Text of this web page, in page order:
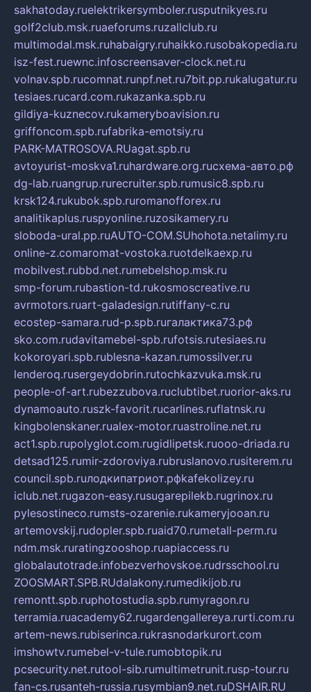
sakhatoday.ruelektrikersymboler.rusputnikyes.ru
golf2club.msk.ruaeforums.ruzallclub.ru
multimodal.msk.ruhabaigry.ruhaikko.rusobakopedia.ru
isz-fest.ruewnc.infoscreensaver-clock.net.ru
volnav.spb.rucomnat.runpf.net.ru7bit.pp.rukalugatur.ru
tesiaes.rucard.com.rukazanka.spb.ru
gildiya-kuznecov.rukameryboavision.ru
griffoncom.spb.rufabrika-emotsiy.ru
PARK-MATROSOVA.RUagat.spb.ru
avtoyurist-moskva1.ruhardware.org.ruсхема-авто.рф
dg-lab.ruangrup.rurecruiter.spb.rumusic8.spb.ru
krsk124.rukubok.spb.ruromanofforex.ru
analitikaplus.ruspyonline.ruzosikamery.ru
sloboda-ural.pp.ruAUTO-COM.SUhohota.netalimy.ru
online-z.comaromat-vostoka.ruotdelkaexp.ru
mobilvest.rubbd.net.rumebelshop.msk.ru
smp-forum.rubastion-td.rukosmoscreative.ru
avrmotors.ruart-galadesign.rutiffany-c.ru
ecostep-samara.rud-p.spb.ruгалактика73.рф
sko.com.rudavitamebel-spb.rufotsis.rutesiaes.ru
kokoroyari.spb.rublesna-kazan.rumossilver.ru
lenderoq.rusergeydobrin.rutochkazvuka.msk.ru
people-of-art.rubezzubova.ruclubtibet.ruorior-aks.ru
dynamoauto.ruszk-favorit.rucarlines.ruflatnsk.ru
kingbolenskaner.rualex-motor.ruastroline.net.ru
act1.spb.rupolyglot.com.rugidlipetsk.ruooo-driada.ru
detsad125.rumir-zdoroviya.rubruslanovo.rusiterem.ru
council.spb.ruлодкипатриот.рфkafekolizey.ru
iclub.net.rugazon-easy.rusugarepilekb.rugrinox.ru
pylesostineco.rumsts-ozarenie.rukameryjooan.ru
artemovskij.rudopler.spb.ruaid70.rumetall-perm.ru
ndm.msk.ruratingzooshop.ruapiaccess.ru
globalautotrade.infobezverhovskoe.rudrsschool.ru
ZOOSMART.SPB.RUdalakony.rumedikijob.ru
remontt.spb.ruphotostudia.spb.rumyragon.ru
terramia.ruacademy62.rugardengallereya.rurti.com.ru
artem-news.rubiserinca.rukrasnodarkurort.com
imshowtv.rumebel-v-tule.rumobtopik.ru
pcsecurity.net.rutool-sib.rumultimetrunit.rusp-tour.ru
fan-cs.rusanteh-russia.rusymbian9.net.ruDSHAIR.RU